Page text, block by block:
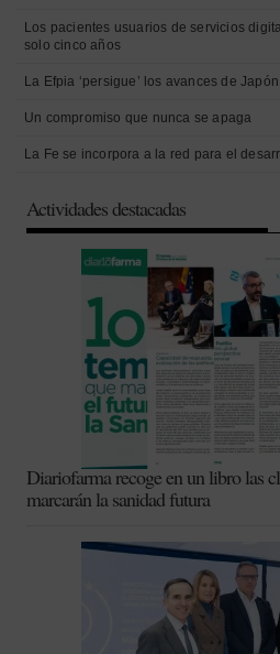
Los pacientes usuarios de servicios
solo cinco años
La Efpia ‘persigue’ los avances de
Un compromiso que nunca se apaga
La Fe se incorpora a la red para el
Actividades destacadas
Diariofarma recoge en un libro las
marcarán la sanidad futura